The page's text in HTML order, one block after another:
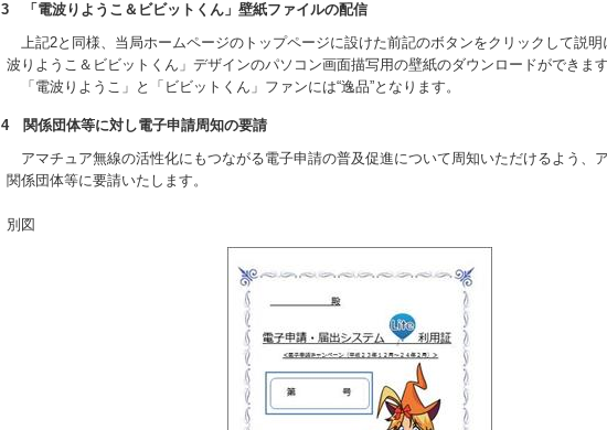
3 「電波りようこ＆ビビットくん」壁紙ファイルの配信
上記2と同様、当局ホームページのトップページに設けた前記のボタンをクリックして説明
波りようこ＆ビビットくん」デザインのパソコン画面描写用の壁紙のダウンロードができます
「電波りようこ」と「ビビットくん」ファンには“逸品”となります。
4 関係団体等に対し電子申請周知の要請
アマチュア無線の活性化にもつながる電子申請の普及促進について周知いただけるよう、
関係団体等に要請いたします。
別図